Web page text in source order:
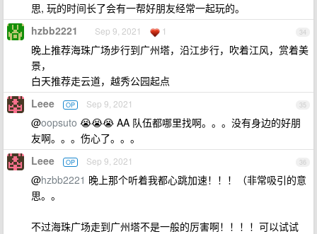
思, 玩的时间长了会有一帮好朋友经常一起玩的。
34
hzbb2221 Sep 9, 2021 1
晚上推荐海珠广场步行到广州塔，沿江步行，吹着江风，赏着美
景，
白天推荐走云道，越秀公园起点
35
Leee OP Sep 9, 2021
@oopsuto 😭😭😭 AA 队伍都哪里找啊。。。没有身边的好朋
友啊。。。伤心了。。。
36
Leee OP Sep 9, 2021
@hzbb2221 晚上那个听着我都心跳加速！！！（非常吸引的意
思。。
不过海珠广场走到广州塔不是一般的厉害啊！！！！可以试试